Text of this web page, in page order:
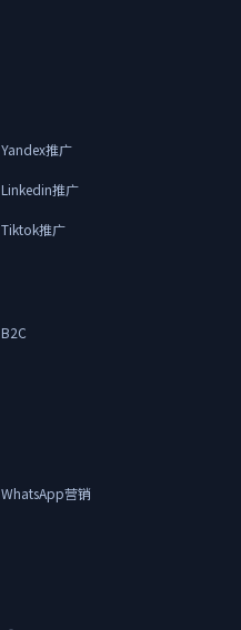
Yandex推广
Linkedin推广
Tiktok推广
B2C
WhatsApp营销